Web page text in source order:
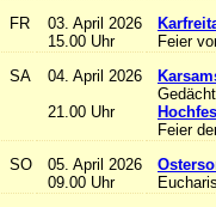
FR
03. April 2026
15.00 Uhr
Feier
SA
04. April 2026
21.00 Uhr
Feier
SO
05. April 2026
09.00 Uhr